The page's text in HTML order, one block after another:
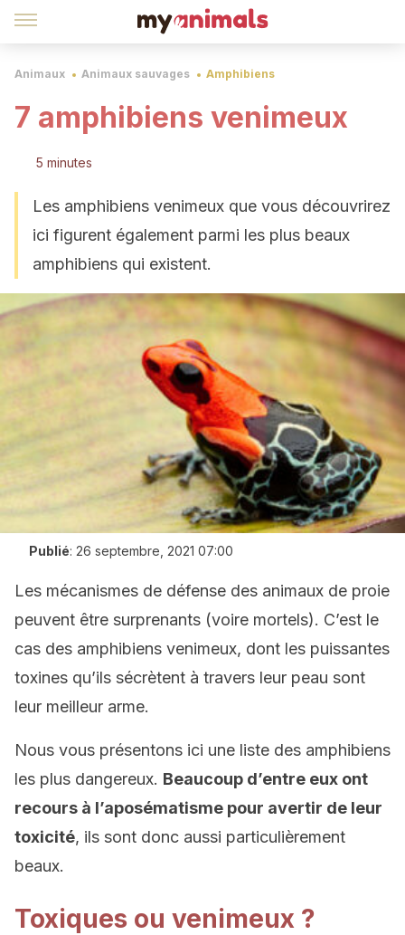
Animaux Animaux sauvages Amphibiens
7 amphibiens venimeux
5 minutes
Les amphibiens venimeux que vous découvrirez
ici figurent également parmi les plus beaux
amphibiens qui existent.
Publié: 26 septembre, 2021 07:00
Les mécanismes de défense des animaux de proie
peuvent être surprenants (voire mortels). C’est le
cas des amphibiens venimeux, dont les puissantes
toxines qu’ils sécrètent à travers leur peau sont
leur meilleur arme.
Nous vous présentons ici une liste des amphibiens
les plus dangereux. Beaucoup d’entre eux ont
recours à l’aposématisme pour avertir de leur
toxicité, ils sont donc aussi particulièrement
beaux.
Toxiques ou venimeux ?